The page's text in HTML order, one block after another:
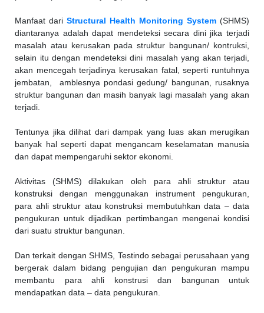
Manfaat dari Structural Health Monitoring System (SHMS)
diantaranya adalah dapat mendeteksi secara dini jika terjadi
masalah atau kerusakan pada struktur bangunan/ kontruksi,
selain itu dengan mendeteksi dini masalah yang akan terjadi,
akan mencegah terjadinya kerusakan fatal, seperti runtuhnya
jembatan, amblesnya pondasi gedung/ bangunan, rusaknya
struktur bangunan dan masih banyak lagi masalah yang akan
terjadi.
Tentunya jika dilihat dari dampak yang luas akan merugikan
banyak hal seperti dapat mengancam keselamatan manusia
dan dapat mempengaruhi sektor ekonomi.
Aktivitas (SHMS) dilakukan oleh para ahli struktur atau
konstruksi dengan menggunakan instrument pengukuran,
para ahli struktur atau konstruksi membutuhkan data – data
pengukuran untuk dijadikan pertimbangan mengenai kondisi
dari suatu struktur bangunan.
Dan terkait dengan SHMS, Testindo sebagai perusahaan yang
bergerak dalam bidang pengujian dan pengukuran mampu
membantu para ahli konstrusi dan bangunan untuk
mendapatkan data – data pengukuran.